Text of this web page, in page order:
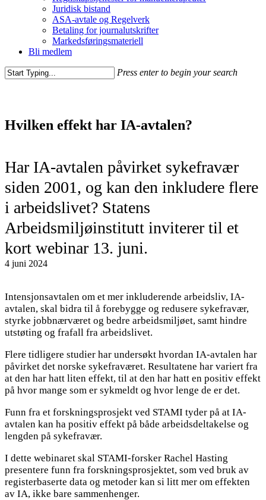
Juridisk bistand
ASA-avtale og Regelverk
Betaling for journalutskrifter
Markedsføringsmateriell
Bli medlem
Press enter to begin your search
Hvilken effekt har IA-avtalen?
Har IA-avtalen påvirket sykefravær
siden 2001, og kan den inkludere flere
i arbeidslivet? Statens
Arbeidsmiljøinstitutt inviterer til et
kort webinar 13. juni.
4 juni 2024
Intensjonsavtalen om et mer inkluderende arbeidsliv, IA-
avtalen, skal bidra til å forebygge og redusere sykefravær,
styrke jobbnærværet og bedre arbeidsmiljøet, samt hindre
utstøting og frafall fra arbeidslivet.
Flere tidligere studier har undersøkt hvordan IA-avtalen har
påvirket det norske sykefraværet. Resultatene har variert fra
at den har hatt liten effekt, til at den har hatt en positiv effekt
på hvor mange som er sykmeldt og hvor lenge de er det.
Funn fra et forskningsprosjekt ved STAMI tyder på at IA-
avtalen kan ha positiv effekt på både arbeidsdeltakelse og
lengden på sykefravær.
I dette webinaret skal STAMI-forsker Rachel Hasting
presentere funn fra forskningsprosjektet, som ved bruk av
registerbaserte data og metoder kan si litt mer om effekten
av IA, ikke bare sammenhenger.